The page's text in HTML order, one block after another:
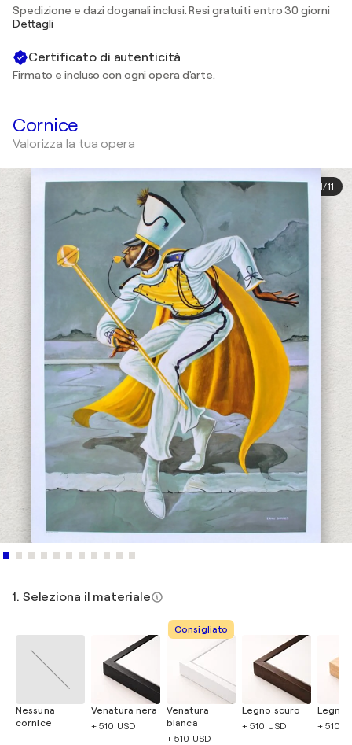
Spedizione e dazi doganali inclusi. Resi gratuiti entro 30 giorni
Dettagli
Certificato di autenticità
Firmato e incluso con ogni opera d'arte.
Cornice
Valorizza la tua opera
1/11
1. Seleziona il materiale
Nessuna
cornice
Venatura nera
+ 510 USD
Consigliato
Venatura
bianca
+ 510 USD
Legno scuro
+ 510 USD
Legno
+ 510